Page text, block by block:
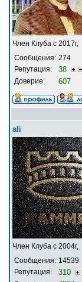
Член Клуба с 2017г,
Сообщения: 274
Репутация:
38
Доверие: 607
ali
Член Клуба с 2004г,
Сообщения: 14539
Репутация:
310